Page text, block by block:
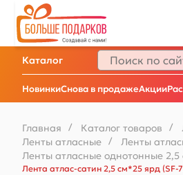
НовинкиСнова в продажеАкции
Каталог
Главная / Каталог товаров /
Ленты атласные / Ленты
Ленты атласные однотонные 2,5
Лента атлас-сатин 2,5 см*25 ярд